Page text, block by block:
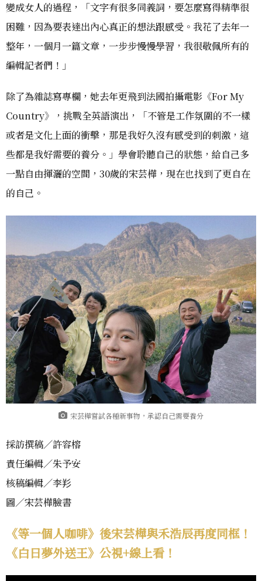
變成女人的過程，「文字有很多同義詞，要怎麼寫得精準很
困難，因為要表達出內心真正的想法跟感受。我花了去年一
整年，一個月一篇文章，一步步慢慢學習，我很敬佩所有的
編輯記者們！」
除了為雜誌寫專欄，她去年更飛到法國拍攝電影《For My
Country》，挑戰全英語演出，「不管是工作氛圍的不一樣
或者是文化上面的衝擊，那是我好久沒有感受到的刺激，這
些都是我好需要的養分。」學會聆聽自己的狀態，給自己多
一點自由揮灑的空間，30歲的宋芸樺，現在也找到了更自在
的自己。
宋芸樺嘗試各種新事物，承認自己需要養分
採訪撰稿／許容榕
責任編輯／朱予安
核稿編輯／李羏
圖／宋芸樺臉書
《等一個人咖啡》後宋芸樺與禾浩辰再度同框！
《白日夢外送王》公視+線上看！